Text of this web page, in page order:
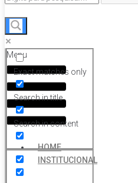
Exact matches only
Search in title
Search in content
Menu
HOME
INSTITUCIONAL